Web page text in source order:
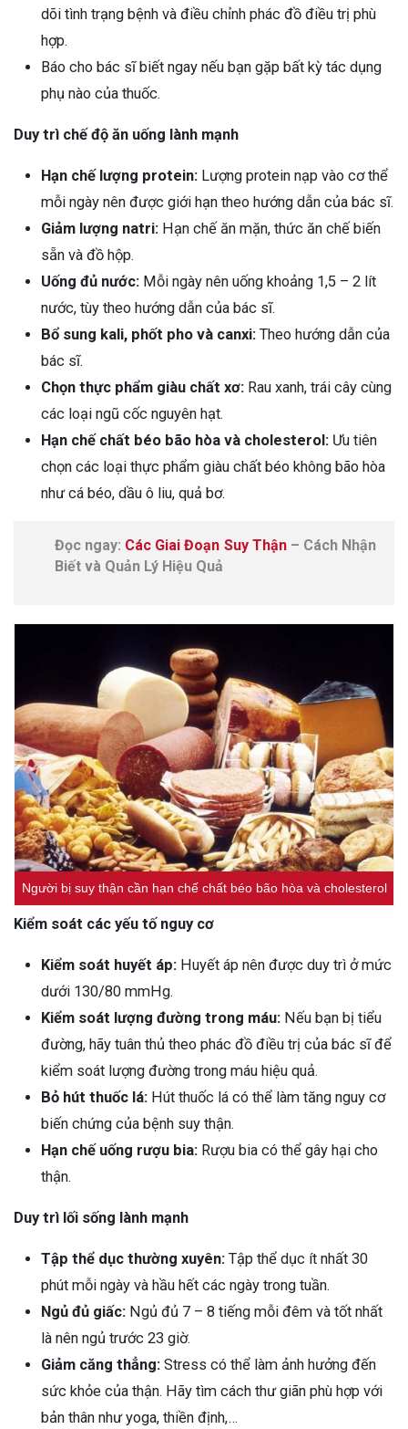
dõi tình trạng bệnh và điều chỉnh phác đồ điều trị phù
hợp.
Báo cho bác sĩ biết ngay nếu bạn gặp bất kỳ tác dụng
phụ nào của thuốc.
Duy trì chế độ ăn uống lành mạnh
Hạn chế lượng protein: Lượng protein nạp vào cơ thể
mỗi ngày nên được giới hạn theo hướng dẫn của bác sĩ.
Giảm lượng natri: Hạn chế ăn mặn, thức ăn chế biến
sẵn và đồ hộp.
Uống đủ nước: Mỗi ngày nên uống khoảng 1,5 – 2 lít
nước, tùy theo hướng dẫn của bác sĩ.
Bổ sung kali, phốt pho và canxi: Theo hướng dẫn của
bác sĩ.
Chọn thực phẩm giàu chất xơ: Rau xanh, trái cây cùng
các loại ngũ cốc nguyên hạt.
Hạn chế chất béo bão hòa và cholesterol: Ưu tiên
chọn các loại thực phẩm giàu chất béo không bão hòa
như cá béo, dầu ô liu, quả bơ.
Đọc ngay: Các Giai Đoạn Suy Thận– Cách Nhận
Biết và Quản Lý Hiệu Quả
Người bị suy thận cần hạn chế chất béo bão hòa và cholesterol
Kiểm soát các yếu tố nguy cơ
Kiểm soát huyết áp: Huyết áp nên được duy trì ở mức
dưới 130/80 mmHg.
Kiểm soát lượng đường trong máu: Nếu bạn bị tiểu
đường, hãy tuân thủ theo phác đồ điều trị của bác sĩ để
kiểm soát lượng đường trong máu hiệu quả.
Bỏ hút thuốc lá: Hút thuốc lá có thể làm tăng nguy cơ
biến chứng của bệnh suy thận.
Hạn chế uống rượu bia: Rượu bia có thể gây hại cho
thận.
Duy trì lối sống lành mạnh
Tập thể dục thường xuyên: Tập thể dục ít nhất 30
phút mỗi ngày và hầu hết các ngày trong tuần.
Ngủ đủ giấc: Ngủ đủ 7 – 8 tiếng mỗi đêm và tốt nhất
là nên ngủ trước 23 giờ.
Giảm căng thẳng: Stress có thể làm ảnh hưởng đến
sức khỏe của thận. Hãy tìm cách thư giãn phù hợp với
bản thân như yoga, thiền định,…